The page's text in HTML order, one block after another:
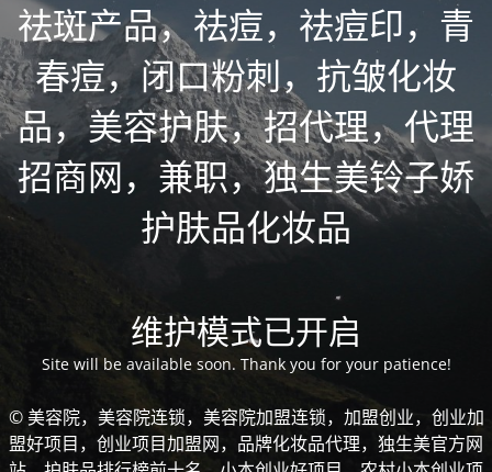
祛斑产品，祛痘，祛痘印，青
春痘，闭口粉刺，抗皱化妆
品，美容护肤，招代理，代理
招商网，兼职，独生美铃子娇
护肤品化妆品
维护模式已开启
Site will be available soon. Thank you for your patience!
© 美容院，美容院连锁，美容院加盟连锁，加盟创业，创业加
盟好项目，创业项目加盟网，品牌化妆品代理，独生美官方网